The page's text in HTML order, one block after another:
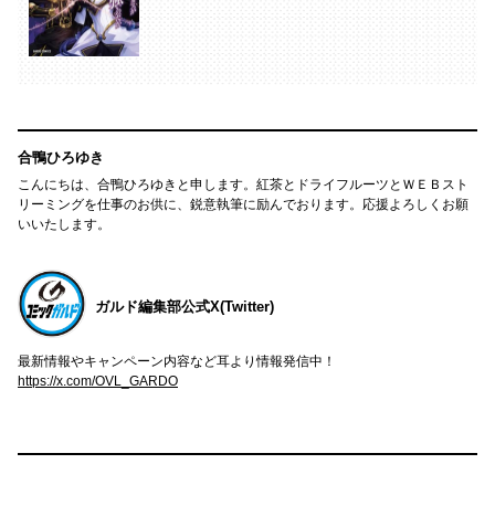
合鴨ひろゆき
こんにちは、合鴨ひろゆきと申します。紅茶とドライフルーツとＷＥＢスト
リーミングを仕事のお供に、鋭意執筆に励んでおります。応援よろしくお願
いいたします。
ガルド編集部公式X(Twitter)
最新情報やキャンペーン内容など耳より情報発信中！
https://x.com/OVL_GARDO